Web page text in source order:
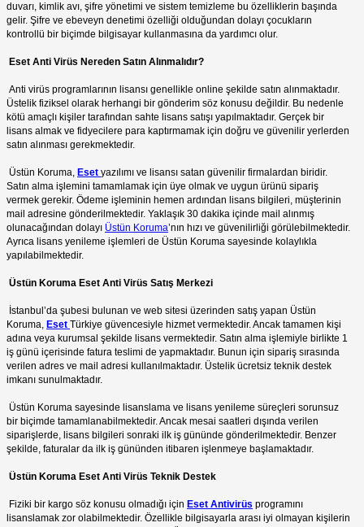
duvarı, kimlik avı, şifre yönetimi ve sistem temizleme bu özelliklerin başında
gelir. Şifre ve ebeveyn denetimi özelliği olduğundan dolayı çocukların
kontrollü bir biçimde bilgisayar kullanmasına da yardımcı olur.
Eset Anti Virüs Nereden Satın Alınmalıdır?
Anti virüs programlarının lisansı genellikle online şekilde satın alınmaktadır.
Üstelik fiziksel olarak herhangi bir gönderim söz konusu değildir. Bu nedenle
kötü amaçlı kişiler tarafından sahte lisans satışı yapılmaktadır. Gerçek bir
lisans almak ve fidyecilere para kaptırmamak için doğru ve güvenilir yerlerden
satın alınması gerekmektedir.
Üstün Koruma, Eset yazılımı ve lisansı satan güvenilir firmalardan biridir.
Satın alma işlemini tamamlamak için üye olmak ve uygun ürünü sipariş
vermek gerekir. Ödeme işleminin hemen ardından lisans bilgileri, müşterinin
mail adresine gönderilmektedir. Yaklaşık 30 dakika içinde mail alınmış
olunacağından dolayı Üstün Koruma’nın hızı ve güvenilirliği görülebilmektedir.
Ayrıca lisans yenileme işlemleri de Üstün Koruma sayesinde kolaylıkla
yapılabilmektedir.
Üstün Koruma Eset Anti Virüs Satış Merkezi
İstanbul’da şubesi bulunan ve web sitesi üzerinden satış yapan Üstün
Koruma, Eset Türkiye güvencesiyle hizmet vermektedir. Ancak tamamen kişi
adına veya kurumsal şekilde lisans vermektedir. Satın alma işlemiyle birlikte 1
iş günü içerisinde fatura teslimi de yapmaktadır. Bunun için sipariş sırasında
verilen adres ve mail adresi kullanılmaktadır. Üstelik ücretsiz teknik destek
imkanı sunulmaktadır.
Üstün Koruma sayesinde lisanslama ve lisans yenileme süreçleri sorunsuz
bir biçimde tamamlanabilmektedir. Ancak mesai saatleri dışında verilen
siparişlerde, lisans bilgileri sonraki ilk iş gününde gönderilmektedir. Benzer
şekilde, faturalar da ilk iş gününden itibaren işlenmeye başlamaktadır.
Üstün Koruma Eset Anti Virüs Teknik Destek
Fiziki bir kargo söz konusu olmadığı için Eset Antivirüs programını
lisanslamak zor olabilmektedir. Özellikle bilgisayarla arası iyi olmayan kişilerin